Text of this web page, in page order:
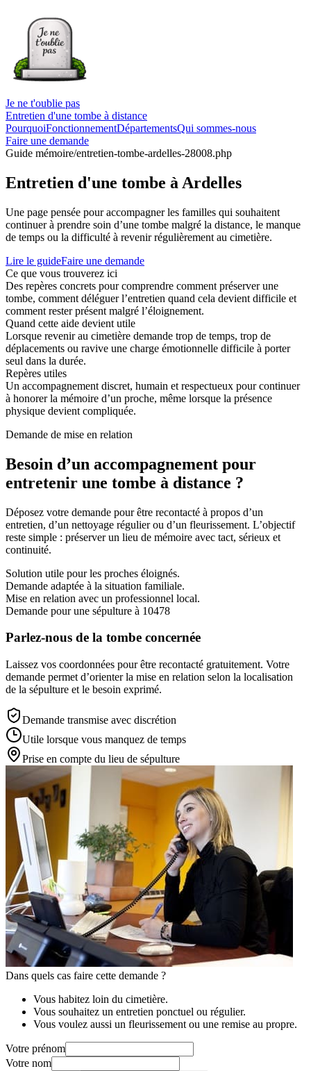
Je ne t'oublie pas
Entretien d'une tombe à distance
PourquoiFonctionnementDépartementsQui sommes-nous
Faire une demande
Guide mémoire/entretien-tombe-ardelles-28008.php
Entretien d'une tombe à Ardelles
Une page pensée pour accompagner les familles qui souhaitent
continuer à prendre soin d’une tombe malgré la distance, le manque
de temps ou la difficulté à revenir régulièrement au cimetière.
Lire le guideFaire une demande
Ce que vous trouverez ici
Des repères concrets pour comprendre comment préserver une
tombe, comment déléguer l’entretien quand cela devient difficile et
comment rester présent malgré l’éloignement.
Quand cette aide devient utile
Lorsque revenir au cimetière demande trop de temps, trop de
déplacements ou ravive une charge émotionnelle difficile à porter
seul dans la durée.
Repères utiles
Un accompagnement discret, humain et respectueux pour continuer
à honorer la mémoire d’un proche, même lorsque la présence
physique devient compliquée.
Demande de mise en relation
Besoin d’un accompagnement pour
entretenir une tombe à distance ?
Déposez votre demande pour être recontacté à propos d’un
entretien, d’un nettoyage régulier ou d’un fleurissement. L’objectif
reste simple : préserver un lieu de mémoire avec tact, sérieux et
continuité.
Solution utile pour les proches éloignés.
Demande adaptée à la situation familiale.
Mise en relation avec un professionnel local.
Demande pour une sépulture à 10478
Parlez-nous de la tombe concernée
Laissez vos coordonnées pour être recontacté gratuitement. Votre
demande permet d’orienter la mise en relation selon la localisation
de la sépulture et le besoin exprimé.
Demande transmise avec discrétion
Utile lorsque vous manquez de temps
Prise en compte du lieu de sépulture
Dans quels cas faire cette demande ?
Vous habitez loin du cimetière.
Vous souhaitez un entretien ponctuel ou régulier.
Vous voulez aussi un fleurissement ou une remise au propre.
Votre prénom
Votre nom